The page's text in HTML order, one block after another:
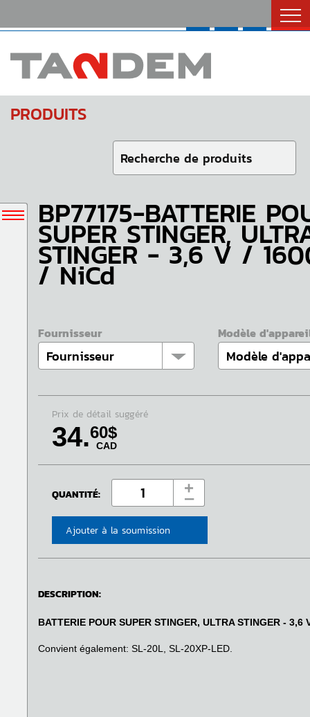
Catalogues
Nous Joindre
English
PRODUITS
BP77175-BATTERIE
SUPER STINGER,
STINGER - 3,6 V /
/ NiCd
Fournisseur Modèle
Prix de détail suggéré
34.60$
CAD
QUANTITÉ: +
‒
Ajouter à la soumission
DESCRIPTION:
BATTERIE POUR SUPER STINGER, ULTRA STINGER - 3,6
Convient également: SL-20L, SL-20XP-LED.